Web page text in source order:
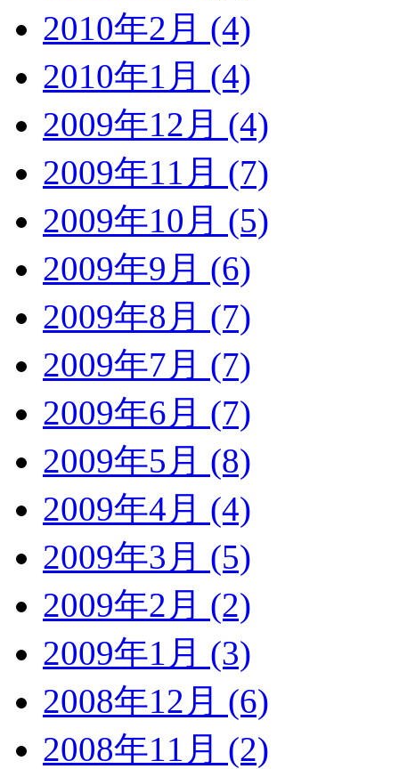
2010年2月 (4)
2010年1月 (4)
2009年12月 (4)
2009年11月 (7)
2009年10月 (5)
2009年9月 (6)
2009年8月 (7)
2009年7月 (7)
2009年6月 (7)
2009年5月 (8)
2009年4月 (4)
2009年3月 (5)
2009年2月 (2)
2009年1月 (3)
2008年12月 (6)
2008年11月 (2)